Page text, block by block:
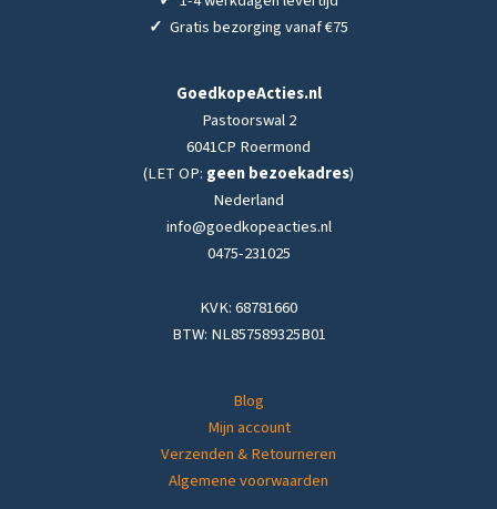
✓ Gratis bezorging vanaf €75
GoedkopeActies.nl
Pastoorswal 2
6041CP Roermond
(LET OP: geen bezoekadres)
Nederland
info@goedkopeacties.nl
0475-231025
KVK: 68781660
BTW: NL857589325B01
Blog
Mijn account
Verzenden & Retourneren
Algemene voorwaarden